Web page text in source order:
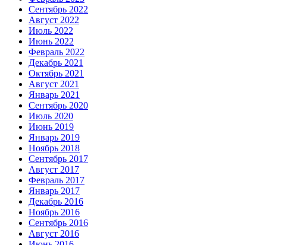
Сентябрь 2022
Август 2022
Июль 2022
Июнь 2022
Февраль 2022
Декабрь 2021
Октябрь 2021
Август 2021
Январь 2021
Сентябрь 2020
Июль 2020
Июнь 2019
Январь 2019
Ноябрь 2018
Сентябрь 2017
Август 2017
Февраль 2017
Январь 2017
Декабрь 2016
Ноябрь 2016
Сентябрь 2016
Август 2016